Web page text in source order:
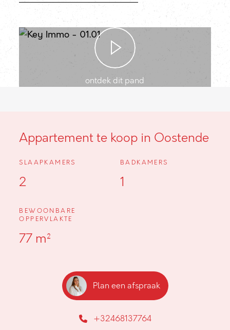
ontdek dit pand
Appartement te koop in Oostende
SLAAPKAMERS
2
BADKAMERS
1
BEWOONBARE
OPPERVLAKTE
77 m²
Plan een afspraak
+32468137764